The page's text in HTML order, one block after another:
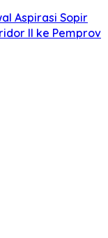
Aspirasi Sopir
II ke Pemprov